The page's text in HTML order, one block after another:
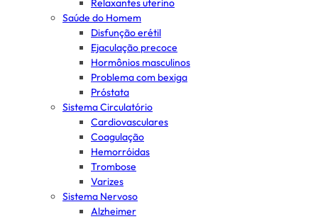
Relaxantes uterino
Saúde do Homem
Disfunção erétil
Ejaculação precoce
Hormônios masculinos
Problema com bexiga
Próstata
Sistema Circulatório
Cardiovasculares
Coagulação
Hemorróidas
Trombose
Varizes
Sistema Nervoso
Alzheimer